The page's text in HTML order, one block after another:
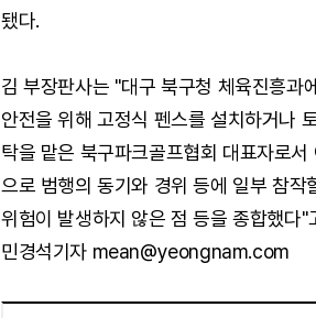
됐다.
김 부장판사는 "대구 북구청 체육진흥과
안전을 위해 고정식 펜스를 설치하거나
탁을 맡은 북구파크골프협회 대표자로
으로 범행의 동기와 경위 등에 일부 참
위험이 발생하지 않은 점 등을 종합했다"
민경석기자 mean@yeongnam.com